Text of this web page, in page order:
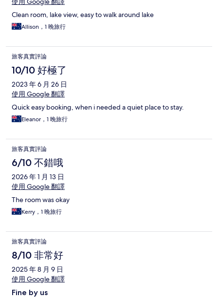
Clean room, lake view, easy to walk around lake
Allison，1 晚旅行
旅客真實評論
10/10 好極了
2023 年 6 月 26 日
使用 Google 翻譯
Quick easy booking, when i needed a quiet place to stay.
Eleanor，1 晚旅行
旅客真實評論
6/10 不錯哦
2026 年 1 月 13 日
使用 Google 翻譯
The room was okay
Kerry，1 晚旅行
旅客真實評論
8/10 非常好
2025 年 8 月 9 日
使用 Google 翻譯
Fine by us